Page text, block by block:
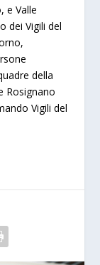
e Valle
dei Vigili del
della
Rosignano
Vigili del